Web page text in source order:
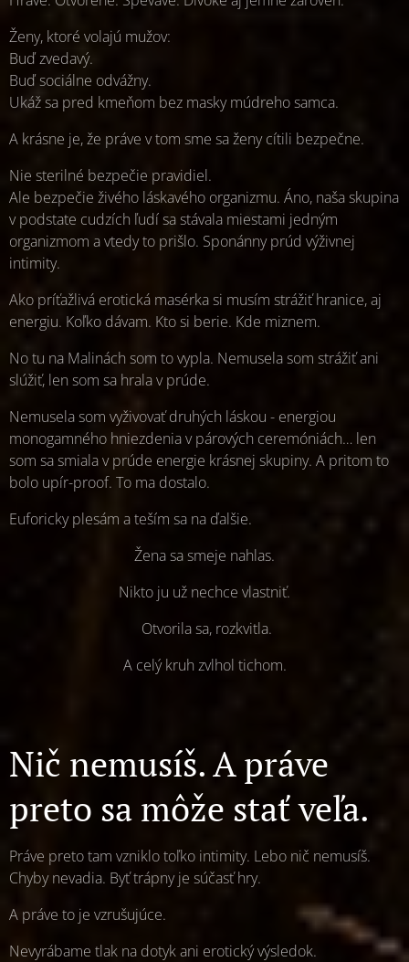
Ženy, ktoré volajú mužov:
Buď zvedavý.
Buď sociálne odvážny.
Ukáž sa pred kmeňom bez masky múdreho samca.
A krásne je, že práve v tom sme sa ženy cítili bezpečne.
Nie sterilné bezpečie pravidiel.
Ale bezpečie živého láskavého organizmu. Áno, naša skupina
v podstate cudzích ľudí sa stávala miestami jedným
organizmom a vtedy to prišlo. Sponánny prúd výživnej
intimity.
Ako príťažlivá erotická masérka si musím strážiť hranice, aj
energiu. Koľko dávam. Kto si berie. Kde miznem.
No tu na Malinách som to vypla. Nemusela som strážiť ani
slúžiť, len som sa hrala v prúde.
Nemusela som vyživovať druhých láskou - energiou
monogamného hniezdenia v párových ceremóniách… len
som sa smiala v prúde energie krásnej skupiny. A pritom to
bolo upír-proof. To ma dostalo.
Euforicky plesám a teším sa na ďalšie.
Žena sa smeje nahlas.
Nikto ju už nechce vlastniť.
Otvorila sa, rozkvitla.
A celý kruh zvlhol tichom.
Nič nemusíš. A práve
preto sa môže stať veľa.
Práve preto tam vzniklo toľko intimity. Lebo nič nemusíš.
Chyby nevadia. Byť trápny je súčasť hry.
A práve to je vzrušujúce.
Nevyrábame tlak na dotyk ani erotický výsledok.